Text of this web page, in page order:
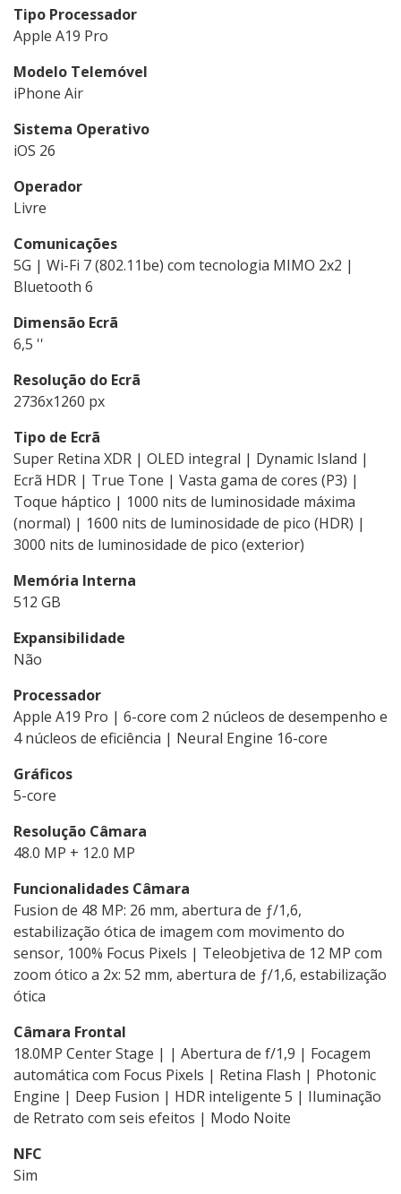
Tipo Processador
Apple A19 Pro
Modelo Telemóvel
iPhone Air
Sistema Operativo
iOS 26
Operador
Livre
Comunicações
5G | Wi-Fi 7 (802.11be) com tecnologia MIMO 2x2 |
Bluetooth 6
Dimensão Ecrã
6,5 ''
Resolução do Ecrã
2736x1260 px
Tipo de Ecrã
Super Retina XDR | OLED integral | Dynamic Island |
Ecrã HDR | True Tone | Vasta gama de cores (P3) |
Toque háptico | 1000 nits de luminosidade máxima
(normal) | 1600 nits de luminosidade de pico (HDR) |
3000 nits de luminosidade de pico (exterior)
Memória Interna
512 GB
Expansibilidade
Não
Processador
Apple A19 Pro | 6-core com 2 núcleos de desempenho e
4 núcleos de eficiência | Neural Engine 16-core
Gráficos
5-core
Resolução Câmara
48.0 MP + 12.0 MP
Funcionalidades Câmara
Fusion de 48 MP: 26 mm, abertura de ƒ/1,6,
estabilização ótica de imagem com movimento do
sensor, 100% Focus Pixels | Teleobjetiva de 12 MP com
zoom ótico a 2x: 52 mm, abertura de ƒ/1,6, estabilização
ótica
Câmara Frontal
18.0MP Center Stage | | Abertura de f/1,9 | Focagem
automática com Focus Pixels | Retina Flash | Photonic
Engine | Deep Fusion | HDR inteligente 5 | Iluminação
de Retrato com seis efeitos | Modo Noite
NFC
Sim